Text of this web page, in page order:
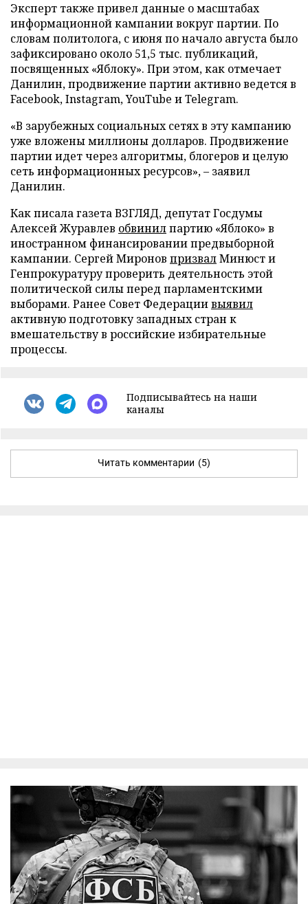
Эксперт также привел данные о масштабах
информационной кампании вокруг партии. По
словам политолога, с июня по начало августа было
зафиксировано около 51,5 тыс. публикаций,
посвященных «Яблоку». При этом, как отмечает
Данилин, продвижение партии активно ведется в
Facebook, Instagram, YouTube и Telegram.
«В зарубежных социальных сетях в эту кампанию
уже вложены миллионы долларов. Продвижение
партии идет через алгоритмы, блогеров и целую
сеть информационных ресурсов», – заявил
Данилин.
Как писала газета ВЗГЛЯД, депутат Госдумы
Алексей Журавлев обвинилпартию «Яблоко» в
иностранном финансировании предвыборной
кампании. Сергей Миронов призвалМинюст и
Генпрокуратуру проверить деятельность этой
политической силы перед парламентскими
выборами. Ранее Совет Федерациивыявил
активную подготовку западных стран к
вмешательству в российские избирательные
процессы.
Подписывайтесь на наши
каналы
Читать комментарии (5)